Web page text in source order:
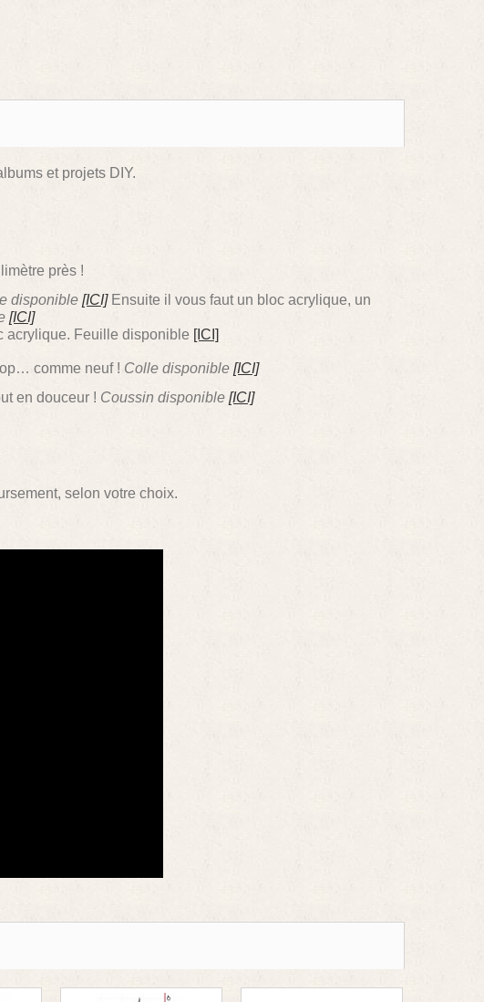
et projets DIY.
près !
disponible [ICI] Ensuite il vous faut un bloc acrylique, un
[ICI]
acrylique. Feuille disponible [ICI]
comme neuf ! Colle disponible [ICI]
en douceur ! Coussin disponible [ICI]
selon votre choix.